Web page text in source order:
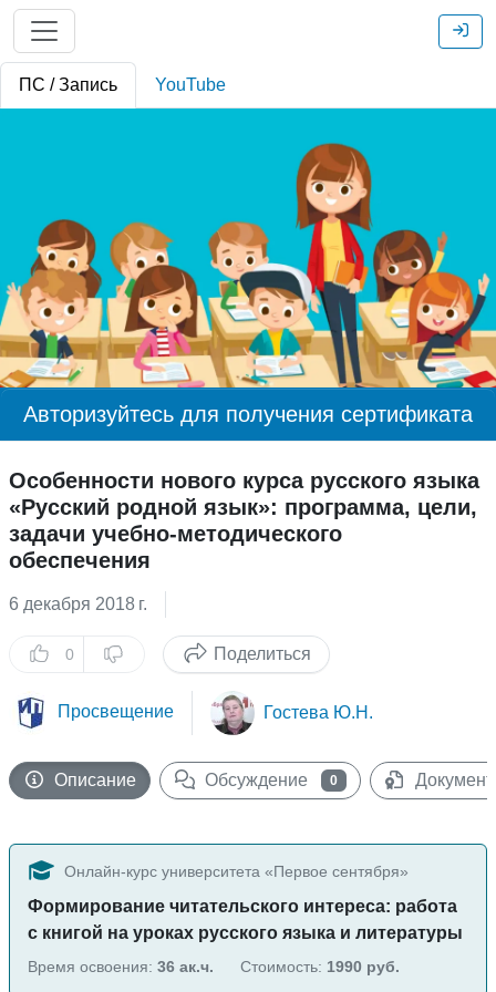
ПС / Запись YouTube
Авторизуйтесь для получения сертификата
Особенности нового курса русского языка
«Русский родной язык»: программа, цели,
задачи учебно-методического
обеспечения
6 декабря 2018 г.
0 Поделиться
Просвещение Гостева Ю.Н.
Описание Обсуждение 0
Онлайн-курс университета «Первое сентября»
Формирование читательского интереса: работа
с книгой на уроках русского языка и литературы
Время освоения: 36 ак.ч. Стоимость: 1990 руб.